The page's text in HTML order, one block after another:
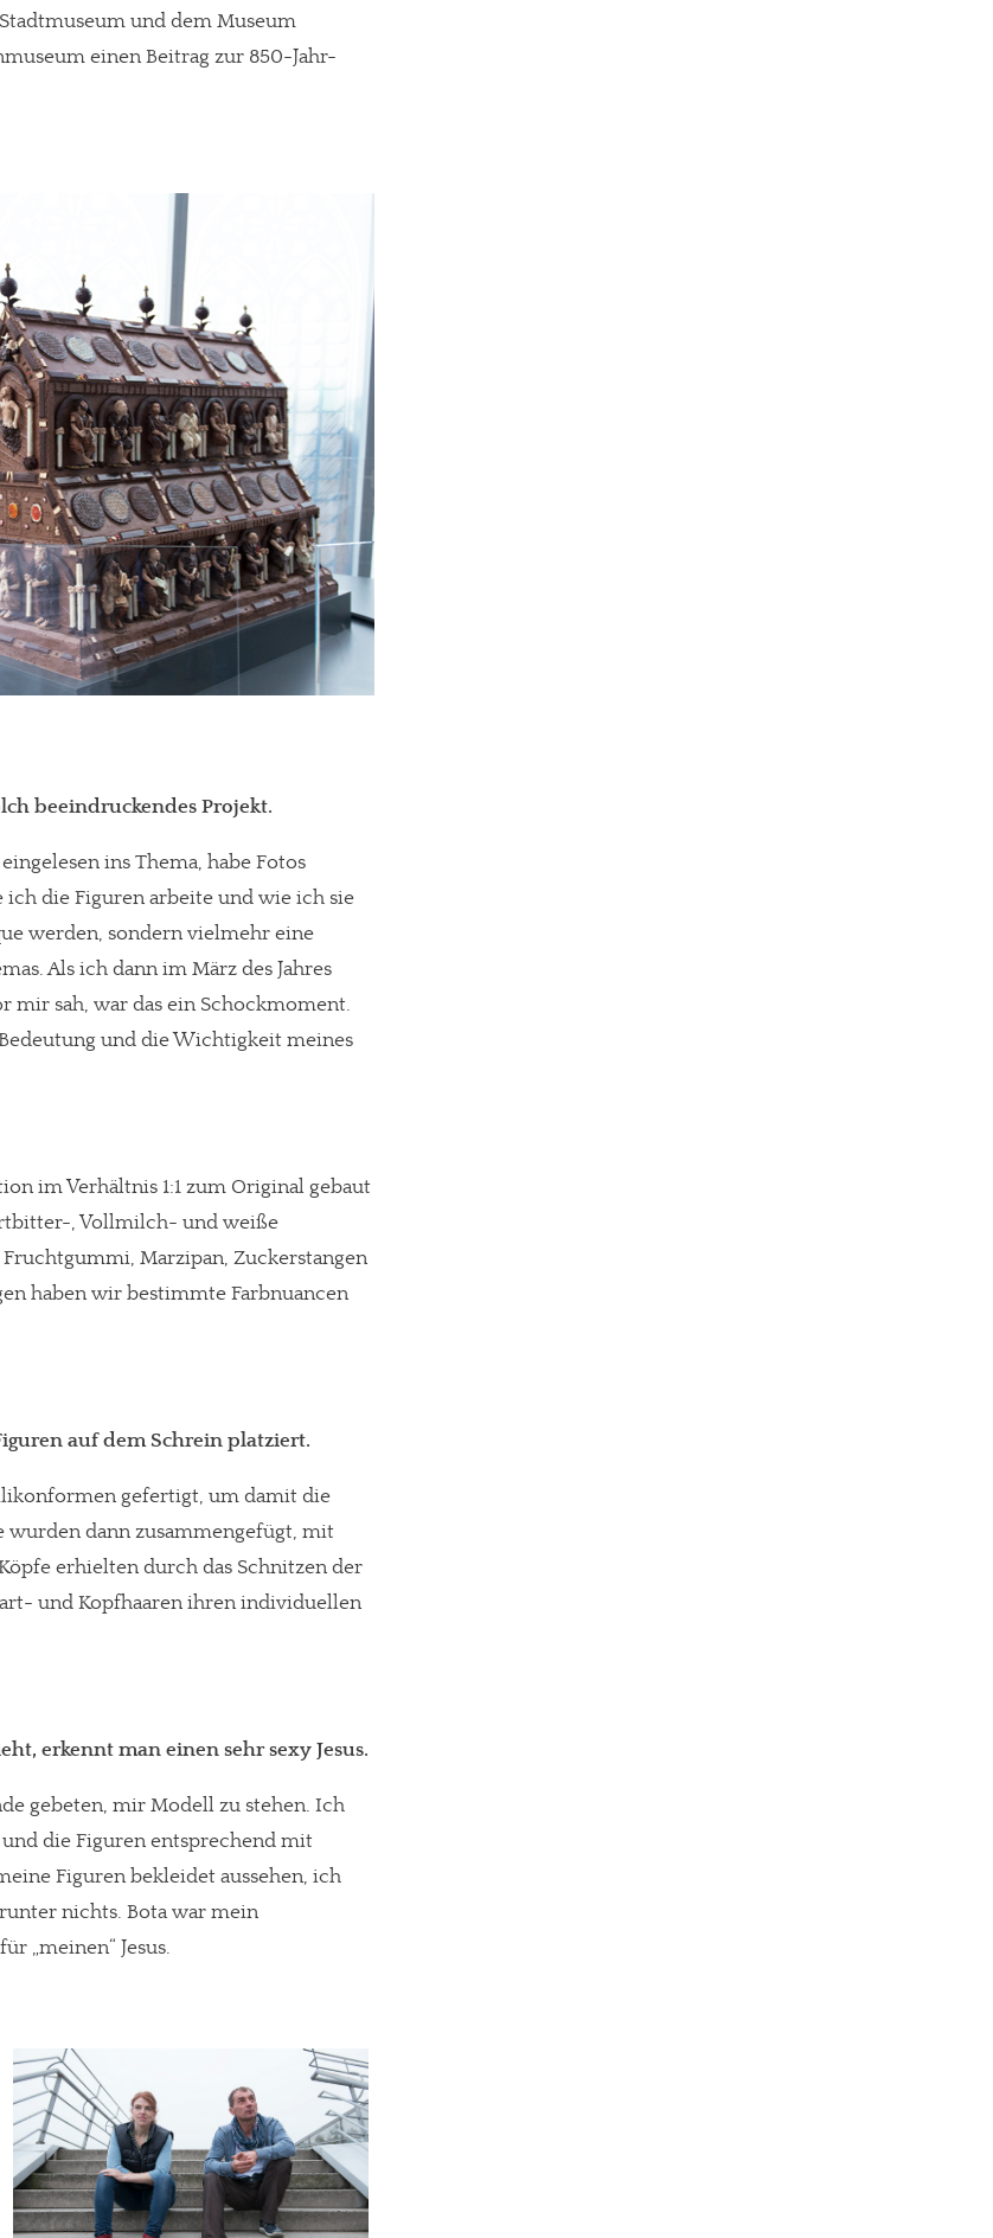
und Werbung. Beide Einnahmequellen sind in den letzten Monaten stark zurückgegangen.
schätzen, kannst Du uns mit einer kleinen Spende unterstützen.
und dem Museum
einen Beitrag zur 850-Jahr-
beeindruckendes Projekt.
ins Thema, habe Fotos
ich die Figuren arbeite und wie ich sie
werden, sondern vielmehr eine
Als ich dann im März des Jahres
mir sah, war das ein Schockmoment.
und die Wichtigkeit meines
im Verhältnis 1:1 zum Original gebaut
, Vollmilch- und weiße
Marzipan, Zuckerstangen
haben wir bestimmte Farbnuancen
auf dem Schrein platziert.
gefertigt, um damit die
wurden dann zusammengefügt, mit
erhielten durch das Schnitzen der
und Kopfhaaren ihren individuellen
erkennt man einen sehr sexy Jesus.
gebeten, mir Modell zu stehen. Ich
die Figuren entsprechend mit
Figuren bekleidet aussehen, ich
nichts. Bota war mein
„meinen“ Jesus.